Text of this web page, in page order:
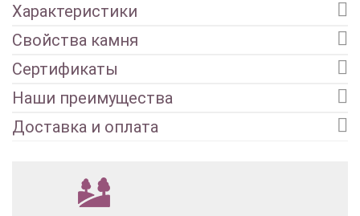
Характеристики
Свойства камня
Сертификаты
Наши преимущества
Доставка и оплата